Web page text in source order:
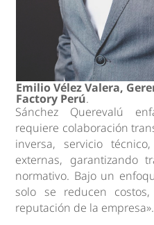
Emilio Vélez Valera,
Factory Perú.
Sánchez Querevalú
requiere colaboración
inversa, servicio
externas, garantizando
normativo. Bajo un
solo se reducen
reputación de la empresa».